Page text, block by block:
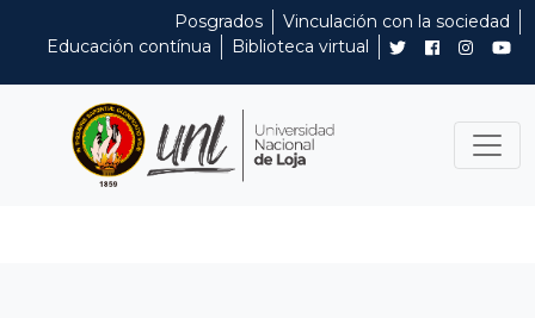
Posgrados
Vinculación con la sociedad
Educación contínua
Biblioteca virtual